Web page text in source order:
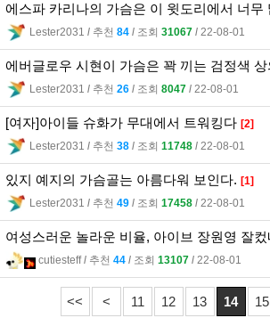
에스파 카리나의 가슴은 이 윗도리에서 너무
Lester2031 l 추천 84 l 조회 31067 l 22-08-01
에버글로우 시현이 가슴은 꽉 끼는 검정색
Lester2031 l 추천 26 l 조회 8047 l 22-08-01
[여자]아이들 슈화가 무대에서 트워킹다 [2]
Lester2031 l 추천 38 l 조회 11748 l 22-08-01
있지 예지의 가슴골는 아름다워 보인다. [1]
Lester2031 l 추천 49 l 조회 17458 l 22-08-01
여성스러운 놀라운 비율, 아이브 장원영 잘컸
cutiesteffl 추천 44 l 조회 13107 l 22-08-01
<< < 11 12 13 14 15